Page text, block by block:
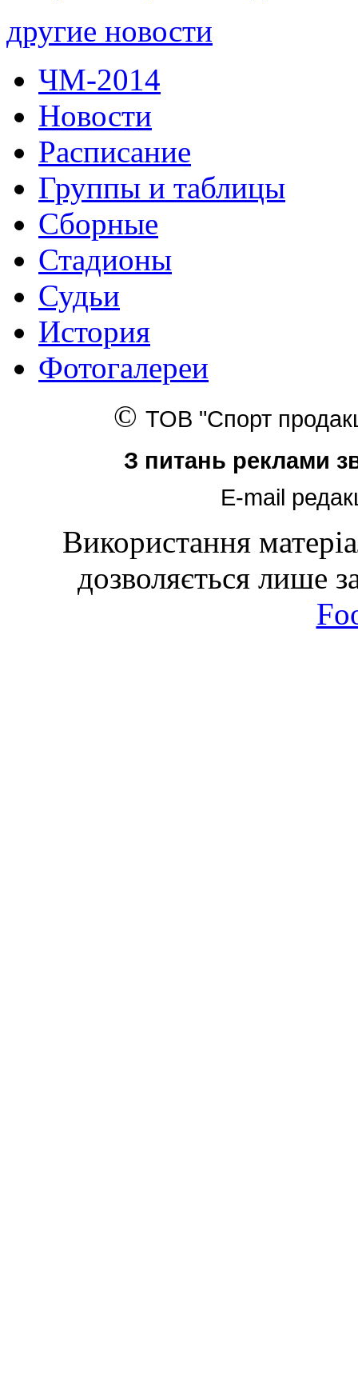
другие новости
ЧМ-2014
Новости
Расписание
Группы и таблицы
Сборные
Стадионы
Судьи
История
Фотогалереи
© ТОВ "Спорт
З питань реклами
E-mail
Використання
дозволяється лише